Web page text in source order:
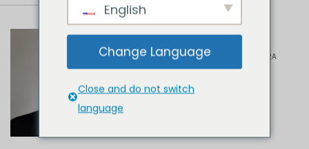
Liviu Marșavina
UNIVERSITATEA POLITEHNICA TIMIȘOARA
English
Change Language
Close and do not switch
language